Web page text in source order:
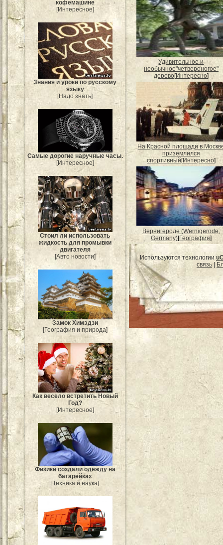
кофемашине
[Интересное]
Знания и уроки по русскому
языку
[Надо знать]
Самые дорогие наручные часы.
[Интересное]
Стоил ли использовать
жидкость для промывки
двигателя
[Авто новости]
Замок Химэдзи
[География и природа]
Как весело встретить Новый
Год?
[Интересное]
Физики создали одежду на
батарейках
[Техника и наука]
Удивительное и
необычное"четвероногое"
дерево[Интересно]
На Красной площади в
приземлился
спортивный [Интересно]
Вернигероде (Wernigerode,
Germany)[География]
Используются технологии
связь